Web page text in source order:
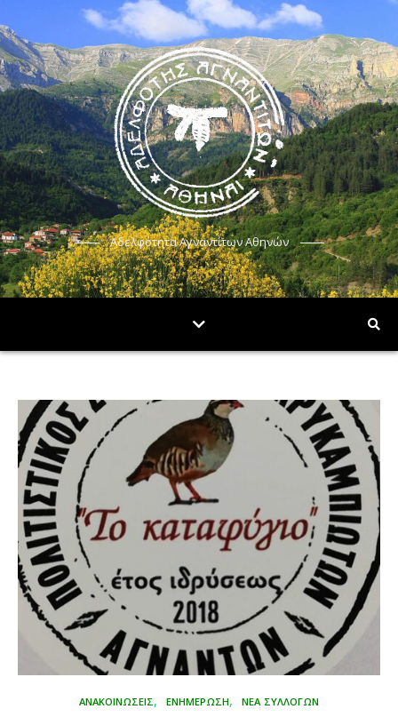
Αδελφότητα Αγναντίτων Αθηνών
ΑΝΑΚΟΙΝΩΣΕΙΣ, ΕΝΗΜΕΡΩΣΗ, ΝΕΑ ΣΥΛΛΟΓΩΝ